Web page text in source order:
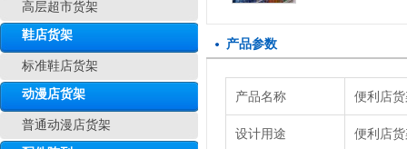
高层超市货架
鞋店货架
标准鞋店货架
动漫店货架
普通动漫店货架
产品参数
产品名称 便利店
设计用途 便利店